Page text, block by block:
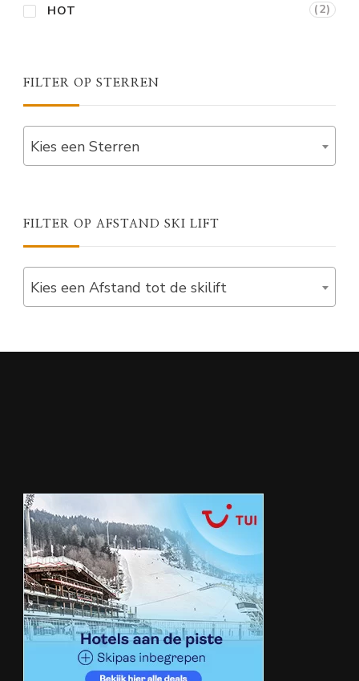
HOT (2)
FILTER OP STERREN
Kies een Sterren
FILTER OP AFSTAND SKI LIFT
Kies een Afstand tot de skilift